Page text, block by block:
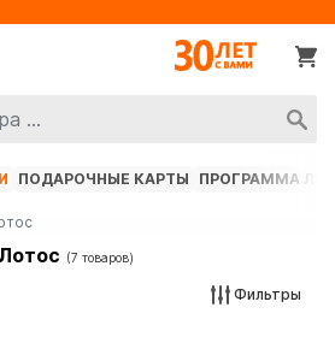
ПОДАРОЧНЫЕ КАРТЫ ПРОГРАММА
(7 товаров)
Фильтры